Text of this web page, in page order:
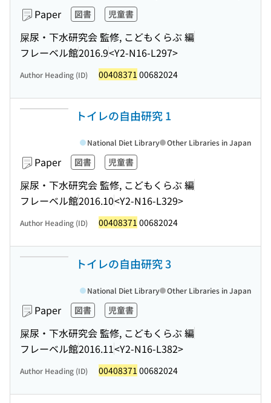
Paper 図書 児童書
屎尿・下水研究会 監修, こどもくらぶ 編
フレーベル館2016.9<Y2-N16-L297>
Author Heading (ID) 00408371 00682024
トイレの自由研究 1
Paper 図書 児童書
屎尿・下水研究会 監修, こどもくらぶ 編
フレーベル館2016.10<Y2-N16-L329>
National Diet Library Other Libraries in Japan
Author Heading (ID) 00408371 00682024
トイレの自由研究 3
Paper 図書 児童書
屎尿・下水研究会 監修, こどもくらぶ 編
フレーベル館2016.11<Y2-N16-L382>
National Diet Library Other Libraries in Japan
Author Heading (ID) 00408371 00682024